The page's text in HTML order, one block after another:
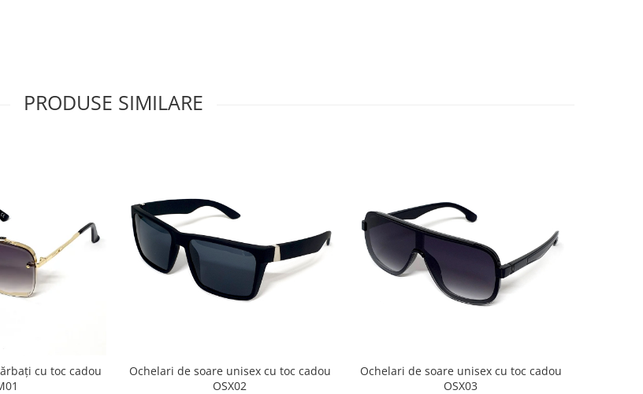
PRODUSE SIMILARE
cu toc cadou
Ochelari de soare unisex cu toc cadou
OSX02
Ochelari de soare unisex cu toc cadou
OSX03